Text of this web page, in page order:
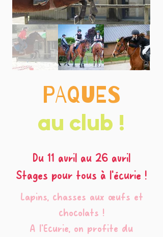
PAQUES
au club !
Du 11 avril au 26 avril
Stages pour tous à l'écurie !
Lapins, chasses aux œufs et
chocolats !
A l'Ecurie, on profite du